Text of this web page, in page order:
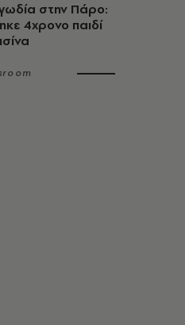
στην Πάρο:
4χρονο παιδί